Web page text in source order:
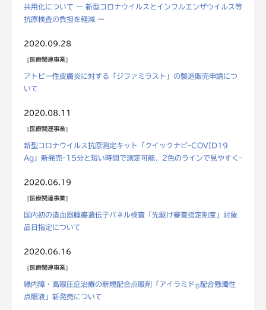
共用化について ー 新型コロナウイルスとインフルエンザウイルス等
抗原検査の負担を軽減 ー
2020.09.28
医療関連事業
アトピー性皮膚炎に対する「ジファミラスト」の製造販売申請につ
いて
2020.08.11
医療関連事業
新型コロナウイルス抗原測定キット「クイックナビ-COVID19
Ag」新発売ｰ15分と短い時間で測定可能、2色のラインで見やすくｰ
2020.06.19
医療関連事業
国内初の造血器腫瘍遺伝子パネル検査「先駆け審査指定制度」対象
品目指定について
2020.06.16
医療関連事業
緑内障・高眼圧症治療の新規配合点眼剤「アイラミド®配合懸濁性
点眼液」新発売について